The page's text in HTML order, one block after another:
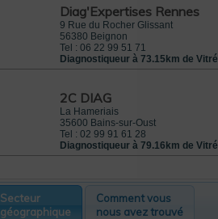
Diag'Expertises Rennes
9 Rue du Rocher Glissant
56380 Beignon
Tel : 06 22 99 51 71
Diagnostiqueur à 73.15km de Vitré
2C DIAG
La Hameriais
35600 Bains-sur-Oust
Tel : 02 99 91 61 28
Diagnostiqueur à 79.16km de Vitré
Secteur
géographique
Comment vous
nous avez trouvé